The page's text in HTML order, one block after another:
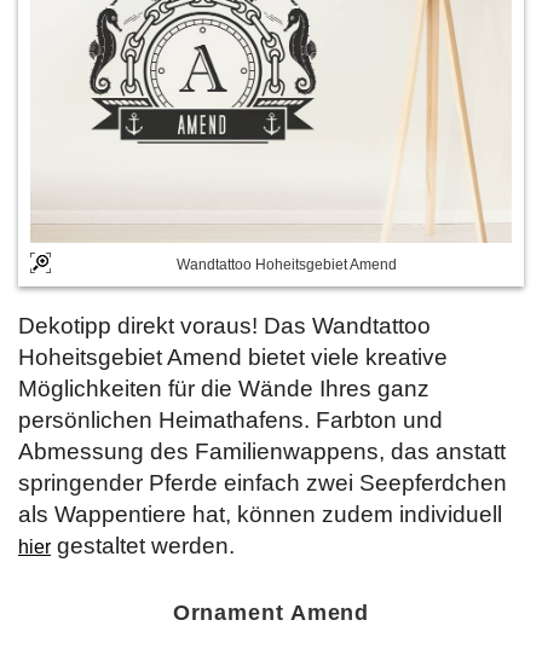
Wandtattoo Hoheitsgebiet Amend
Dekotipp direkt voraus! Das Wandtattoo
Hoheitsgebiet Amend bietet viele kreative
Möglichkeiten für die Wände Ihres ganz
persönlichen Heimathafens. Farbton und
Abmessung des Familienwappens, das anstatt
springender Pferde einfach zwei Seepferdchen
als Wappentiere hat, können zudem individuell
hier gestaltet werden.
Ornament Amend